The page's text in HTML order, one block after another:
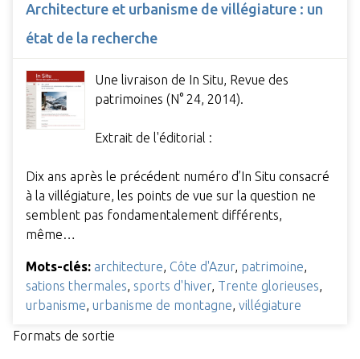
Architecture et urbanisme de villégiature : un
état de la recherche
Une livraison de In Situ, Revue des
patrimoines (N° 24, 2014).
Extrait de l'éditorial :
Dix ans après le précédent numéro d’In Situ consacré
à la villégiature, les points de vue sur la question ne
semblent pas fondamentalement différents,
même…
Mots-clés: architecture Côte d'Azur, patrimoine
sations thermales sports d'hiver, Trente glorieuses
urbanisme urbanisme de montagne villégiature
Formats de sortie